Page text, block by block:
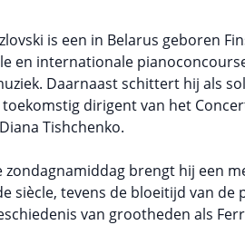
is een in Belarus geboren
en internationale
Daarnaast schittert hij als
toekomstig dirigent van het
Tishchenko.
zondagnamiddag brengt hij een
siècle, tevens de bloeitijd van
van grootheden als